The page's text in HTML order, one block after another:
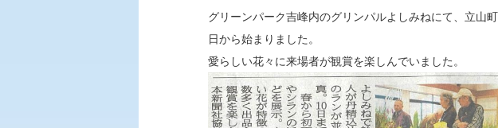
グリーンパーク吉峰内のグリンパルよしみねにて、立山
日から始まりました。
愛らしい花々に来場者が観賞を楽しんでいました。